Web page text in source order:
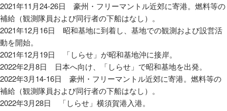
2021年11月24-26日 豪州・フリーマントル近郊に寄港。燃料等の
補給（観測隊員および同行者の下船はなし）。
2021年12月16日 昭和基地に到着し、基地での観測および設営活
動を開始。
2021年12月19日 「しらせ」が昭和基地沖に接岸。
2022年2月8日 日本へ向け、「しらせ」で昭和基地を出発。
2022年3月14-16日 豪州・フリーマントル近郊に寄港。燃料等の
補給（観測隊員および同行者の下船はなし）。
2022年3月28日 「しらせ」横須賀港入港。